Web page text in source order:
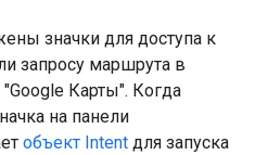
значки для доступа к
запросу маршрута в
Карты". Когда
на панели
объект Intent для запуска